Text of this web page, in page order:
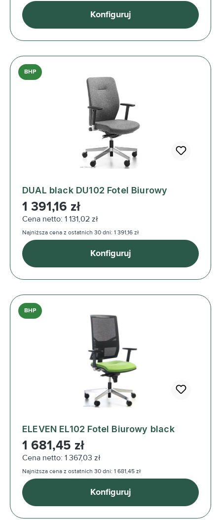
Konfiguruj
DUAL black DU102 Fotel Biurowy
BHP
Cena regularna:
1 391,16 zł
Cena netto: 1 131,02 zł
Najniższa cena z ostatnich 30 dni: 1 391,16 zł
Konfiguruj
ELEVEN EL102 Fotel Biurowy black
BHP
Cena regularna:
1 681,45 zł
Cena netto: 1 367,03 zł
Najniższa cena z ostatnich 30 dni: 1 681,45 zł
Konfiguruj